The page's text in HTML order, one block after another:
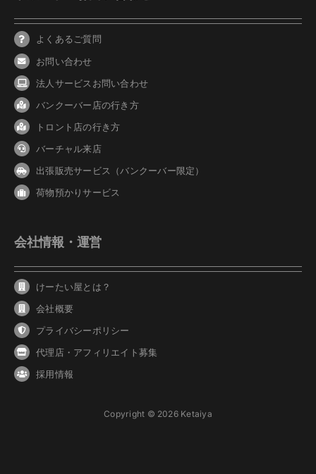
よくあるご質問
お問い合わせ
法人サービスお問い合わせ
バンクーバー 店の行き方
トロント店の行き方
バーチャル来店
出張販売サービス（バンクーバー限定）
荷物預かりサービス
会社情報・運営
けーたい屋とは？
会社概要
プライバシーポリシー
代理店・アフィリエイト募集
採用情報
Copyright © 2026 Ketaiya